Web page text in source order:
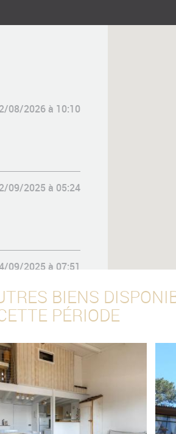
08/2026 à 10:10
09/2025 à 05:24
09/2025 à 07:51
09/2023 à 20:25
BIENS
PÉRIODE